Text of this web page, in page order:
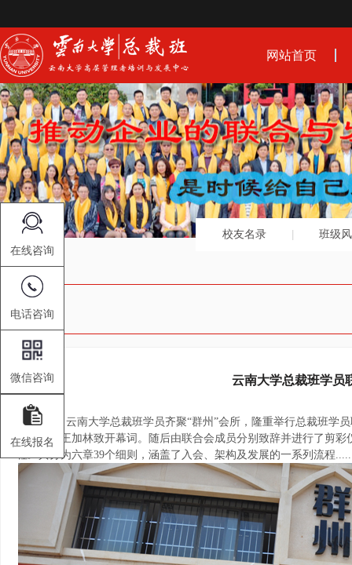
网站首页
校友名录 班级
学员活动
云南大学总裁班学员
9月23日，云南大学总裁班学员齐聚“群州”会所，隆重举行总裁班
院前院长王加林致开幕词。随后由联合会成员分别致辞并进行了剪
程》共分为六章39个细则，涵盖了入会、架构及发展的一系列流程
在线咨询
电话咨询
微信咨询
在线报名